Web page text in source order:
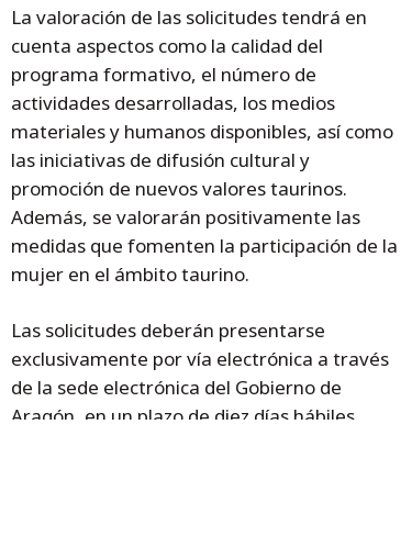
La valoración de las solicitudes tendrá en
cuenta aspectos como la calidad del
programa formativo, el número de
actividades desarrolladas, los medios
materiales y humanos disponibles, así como
las iniciativas de difusión cultural y
promoción de nuevos valores taurinos.
Además, se valorarán positivamente las
medidas que fomenten la participación de la
mujer en el ámbito taurino.
Las solicitudes deberán presentarse
exclusivamente por vía electrónica a través
de la sede electrónica del Gobierno de
Aragón, en un plazo de diez días hábiles